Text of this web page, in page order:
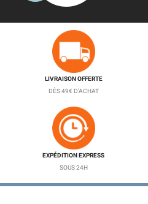
LIVRAISON OFFERTE
DÈS 49€ D'ACHAT
EXPÉDITION EXPRESS
SOUS 24H